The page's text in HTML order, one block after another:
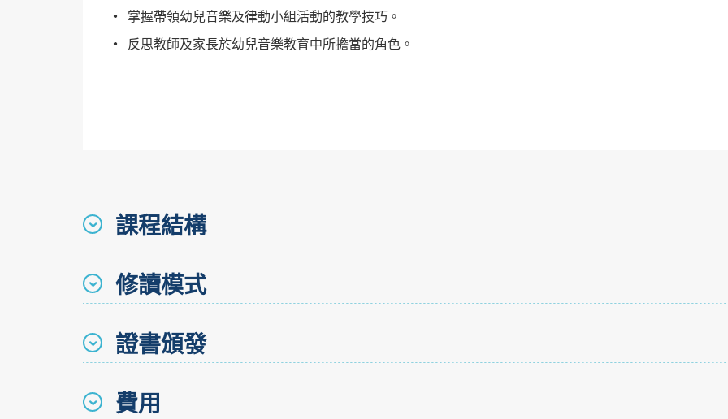
掌握帶領幼兒音樂及律動小組活動的教學技巧。
反思教師及家長於幼兒音樂教育中所擔當的角色。
課程結構
修讀模式
證書頒發
費用